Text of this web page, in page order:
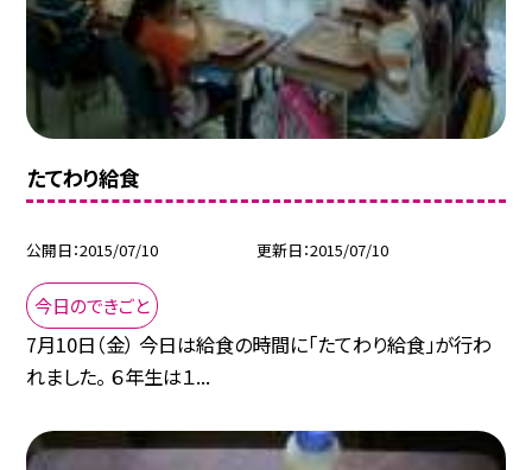
たてわり給食
公開日 2015/07/10 更新日 2015/07/10
今日のできごと
7月10日（金） 今日は給食の時間に「たてわり給食」が行わ
れました。 ６年生は１...